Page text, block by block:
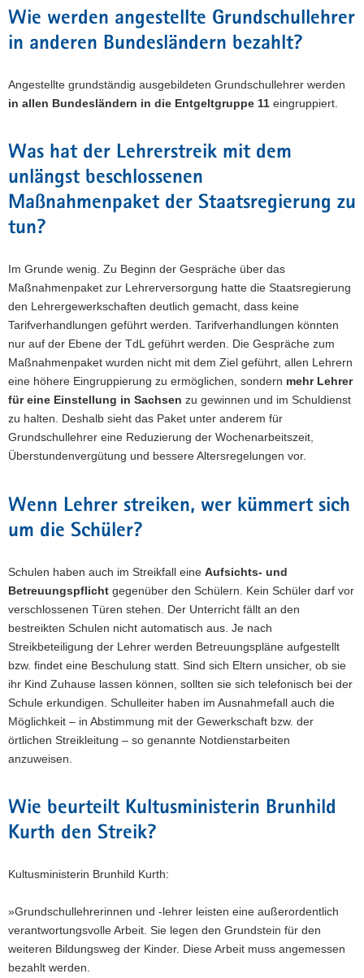
Wie werden angestellte Grundschullehrer
in anderen Bundesländern bezahlt?
Angestellte grundständig ausgebildeten Grundschullehrer werden
in allen Bundesländern in die Entgeltgruppe 11 eingruppiert.
Was hat der Lehrerstreik mit dem
unlängst beschlossenen
Maßnahmenpaket der Staatsregierung zu
tun?
Im Grunde wenig. Zu Beginn der Gespräche über das
Maßnahmenpaket zur Lehrerversorgung hatte die Staatsregierung
den Lehrergewerkschaften deutlich gemacht, dass keine
Tarifverhandlungen geführt werden. Tarifverhandlungen könnten
nur auf der Ebene der TdL geführt werden. Die Gespräche zum
Maßnahmenpaket wurden nicht mit dem Ziel geführt, allen Lehrern
eine höhere Eingruppierung zu ermöglichen, sondern mehr Lehrer
für eine Einstellung in Sachsen zu gewinnen und im Schuldienst
zu halten. Deshalb sieht das Paket unter anderem für
Grundschullehrer eine Reduzierung der Wochenarbeitszeit,
Überstundenvergütung und bessere Altersregelungen vor.
Wenn Lehrer streiken, wer kümmert sich
um die Schüler?
Schulen haben auch im Streikfall eine Aufsichts- und
Betreuungspflicht gegenüber den Schülern. Kein Schüler darf vor
verschlossenen Türen stehen. Der Unterricht fällt an den
bestreikten Schulen nicht automatisch aus. Je nach
Streikbeteiligung der Lehrer werden Betreuungspläne aufgestellt
bzw. findet eine Beschulung statt. Sind sich Eltern unsicher, ob sie
ihr Kind Zuhause lassen können, sollten sie sich telefonisch bei der
Schule erkundigen. Schulleiter haben im Ausnahmefall auch die
Möglichkeit – in Abstimmung mit der Gewerkschaft bzw. der
örtlichen Streikleitung – so genannte Notdienstarbeiten
anzuweisen.
Wie beurteilt Kultusministerin Brunhild
Kurth den Streik?
Kultusministerin Brunhild Kurth:
»Grundschullehrerinnen und -lehrer leisten eine außerordentlich
verantwortungsvolle Arbeit. Sie legen den Grundstein für den
weiteren Bildungsweg der Kinder. Diese Arbeit muss angemessen
bezahlt werden.